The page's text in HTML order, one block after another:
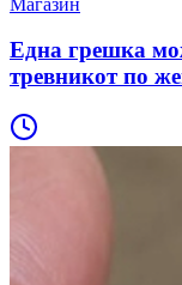
Една грешка
тревникот по